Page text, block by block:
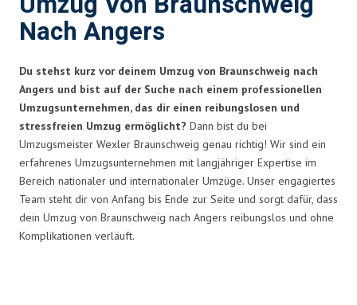
Nach Angers
Du stehst kurz vor deinem Umzug von Braunschweig nach
Angers und bist auf der Suche nach einem professionellen
Umzugsunternehmen, das dir einen reibungslosen und
stressfreien Umzug ermöglicht? Dann bist du bei
Umzugsmeister Wexler Braunschweig genau richtig! Wir sind ein
erfahrenes Umzugsunternehmen mit langjähriger Expertise im
Bereich nationaler und internationaler Umzüge. Unser engagiertes
Team steht dir von Anfang bis Ende zur Seite und sorgt dafür, dass
dein Umzug von Braunschweig nach Angers reibungslos und ohne
Komplikationen verläuft.